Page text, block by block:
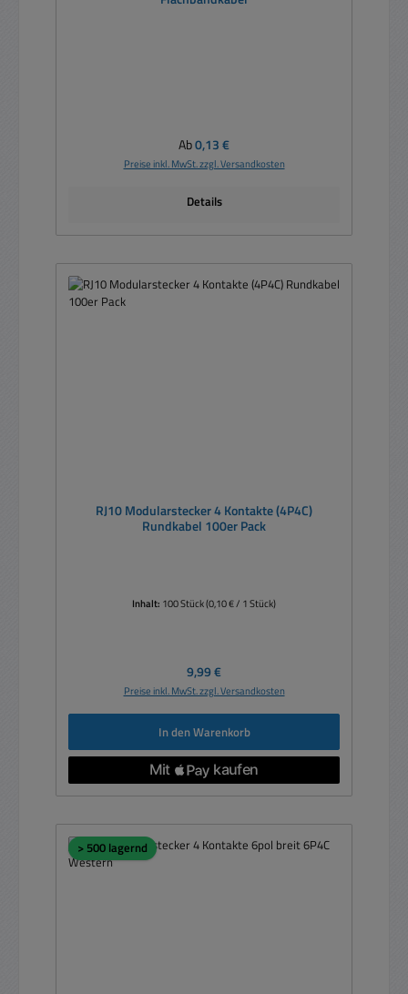
Regulärer Preis:
Ab0,13 €
Preise inkl. MwSt. zzgl. Versandkosten
Details
RJ10 Modularstecker 4 Kontakte (4P4C)
Rundkabel 100er Pack
Inhalt: 100 Stück(0,10 € / 1 Stück)
Regulärer Preis:
9,99 €
Preise inkl. MwSt. zzgl. Versandkosten
In den Warenkorb
> 500 lagernd